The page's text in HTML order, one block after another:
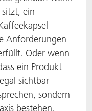
ein
Anforderungen
Oder wenn
ein Produkt
sichtbar
sondern
bestehen.